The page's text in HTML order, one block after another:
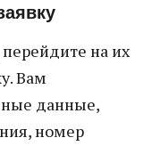
на их
Вам
данные,
номер